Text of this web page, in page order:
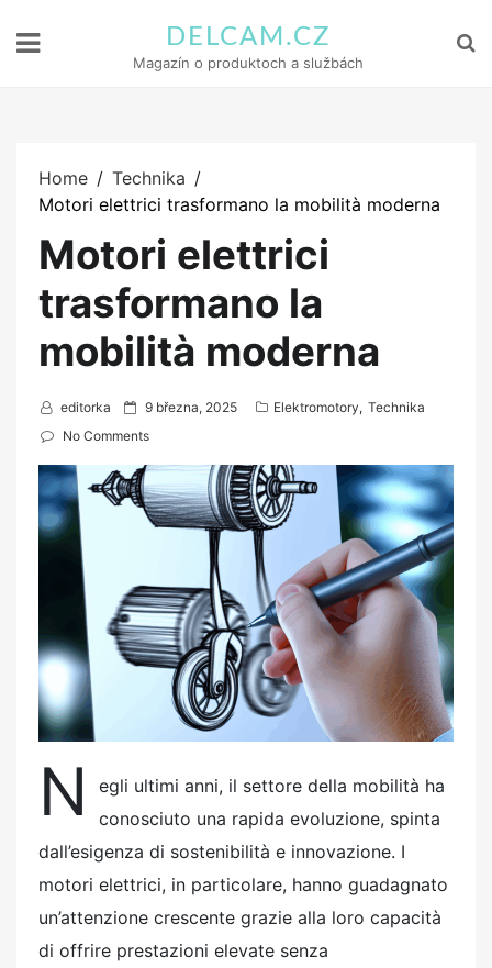
DELCAM.CZ
Magazín o produktoch a službách
Home
Technika
Motori elettrici trasformano la mobilità moderna
Motori elettrici
trasformano la
mobilità moderna
editorka
P
o
t
e
n
9 března, 2025 Elektromotory, Technika
No Comments
N
egli ultimi anni, il settore della mobilità ha
conosciuto una rapida evoluzione, spinta
dall’esigenza di sostenibilità e innovazione. I
motori elettrici, in particolare, hanno guadagnato
un’attenzione crescente grazie alla loro capacità
di offrire prestazioni elevate senza